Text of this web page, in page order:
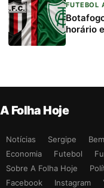
FUTEBOL
horário
A Folha Hoje
Notícias Sergipe
Economia
Futebol
Sobre A Folha Hoje
Facebook
Instagram